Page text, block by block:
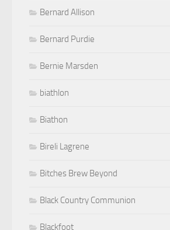
Bernard Allison
Bernard Purdie
Bernie Marsden
biathlon
Biathon
Bireli Lagrene
Bitches Brew Beyond
Black Country Communion
Blackfoot